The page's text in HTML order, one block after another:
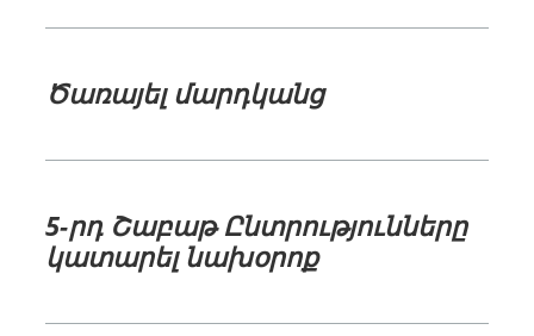
Ծառայել մարդկանց
5-րդ Շաբաթ Ընտրությունները
կատարել նախօրոք